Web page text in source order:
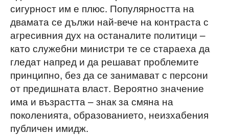
сигурност им е плюс. Популярността на
двамата се дължи най-вече на контраста с
агресивния дух на останалите политици –
като служебни министри те се стараеха да
гледат напред и да решават проблемите
принципно, без да се занимават с персони
от предишната власт. Вероятно значение
има и възрастта – знак за смяна на
поколенията, образованието, неизхабения
публичен имидж.